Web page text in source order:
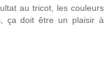
au tricot, les couleurs
ça doit être un plaisir à